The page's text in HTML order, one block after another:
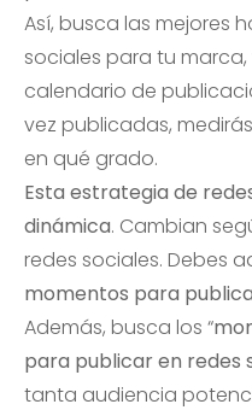
Así, busca las mejores
sociales para tu
calendario de
vez publicadas,
en qué grado.
Esta estrategia de
dinámica. Cambian
redes sociales. Debes
momentos para
Además, busca los “
para publicar en redes
tanta audiencia